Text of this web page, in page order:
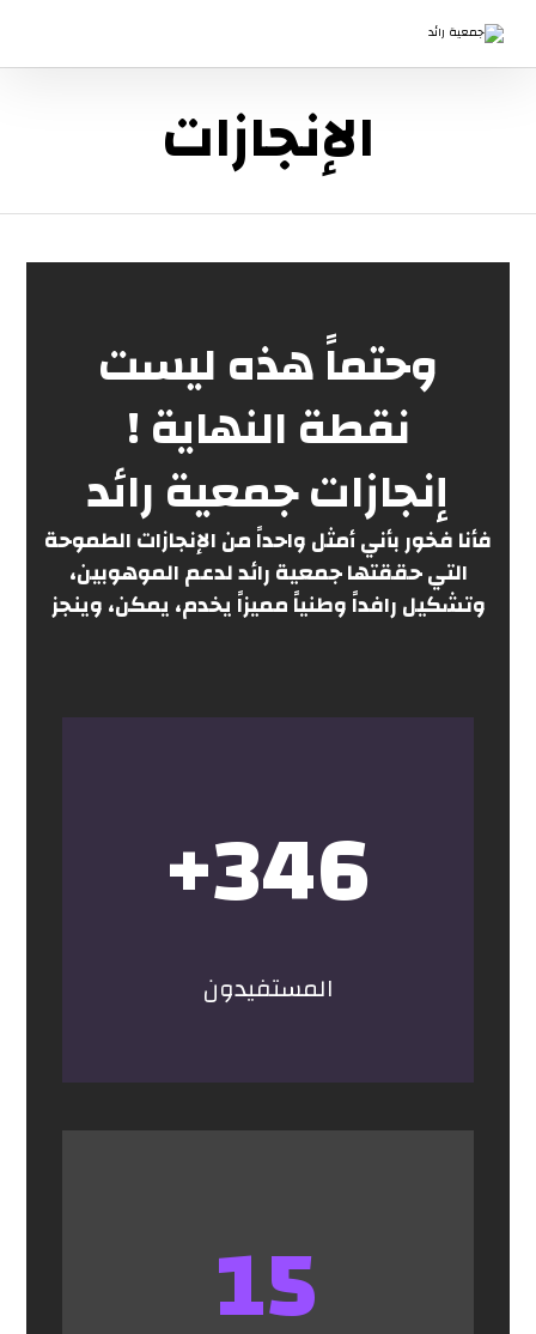
الإنجازات
وحتماً هذه ليست
نقطة النهاية!
إنجازات جمعية رائد
فأنا فخور بأني أمثل واحداً من الإنجازات الطموحة
التي حققتها جمعية رائد لدعم الموهوبين،
وتشكيل رافداً وطنياً مميزاً يخدم، يمكن، وينجز
346
+
المستفيدون
15